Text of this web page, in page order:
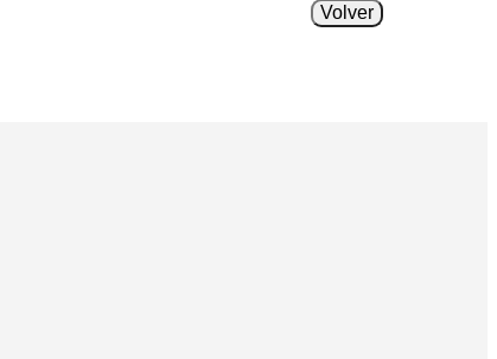
Volver